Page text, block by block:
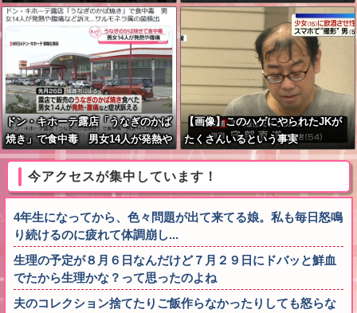
曲に合わせ踊るサイレント盆ダンス
も
ドン・キホーテ露店「うなぎのかば
焼き」で食中毒 男女14人が発熱や
腹痛など訴え…サルモネラ属の菌検
【画像】このハゲにやられたJKが
たくさんいるという事実
今アクセスが集中しています！
4年生になってから、色々問題が出て来てる娘。私も毎日怒鳴
り続けるのに疲れて体調崩し...
生理の予定が８月６日なんだけど７月２９日にドバッと鮮血
でたから生理かな？って思ったのよね
夫のコレクション捨てたりご飯作らなかったりしても怒らな